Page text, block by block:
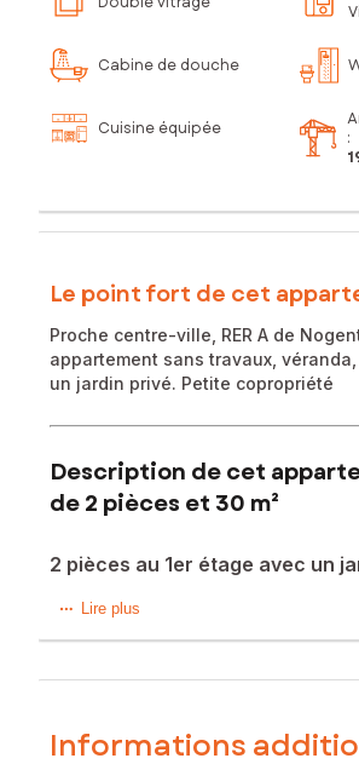
Cabine de douche
Cuisine équipée
:
Le point fort de cet
Proche centre-ville, RER A de
appartement sans travaux,
un jardin privé. Petite copropriété
Description de cet
de 2 pièces et 30 m²
2 pièces au 1er étage avec un
Situé à Nogent-sur-Marne, dans une
proche du centre-ville (5 min à pied)
prochainement la ligne 15 du métro).
Lire plus
Informations